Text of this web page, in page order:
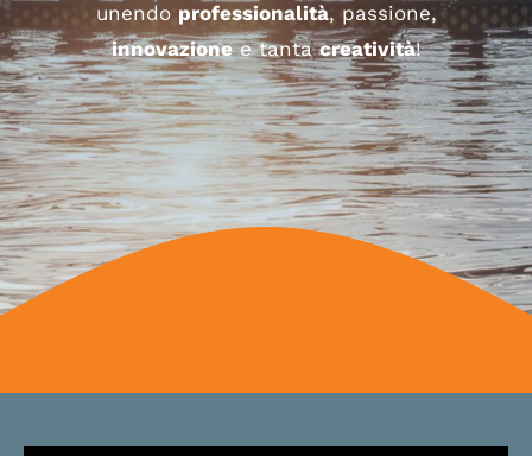
unendo professionalità, passione,
innovazionee tantacreatività!